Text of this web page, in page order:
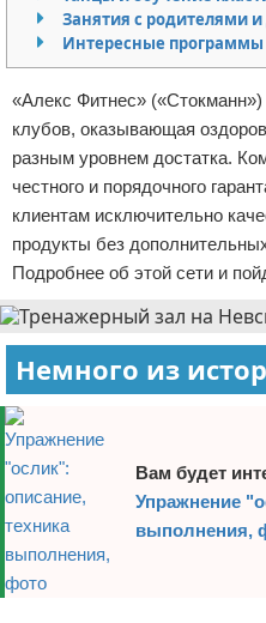
Боевые виды искусства
Теннис
Легкая атлетика
Водный спорт
Йога и пилатес
Волейбол
Детский спорт
Отказ от ответственности
Занятия с родителями
Интересные программы
«Алекс Фитнес» («Стокманн»)
клубов, оказывающая
разным уровнем достатка.
честного и порядочного
клиентам исключительно
продукты без
Подробнее об этой сети и
Немного из
Вам будет
Упражнение
выполнения,